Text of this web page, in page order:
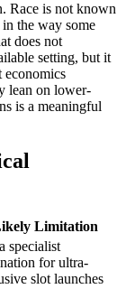
Race is not known
the way some
does not
setting, but it
economics
lean on lower-
is a meaningful
Limitation
specialist
for ultra-
slot launches